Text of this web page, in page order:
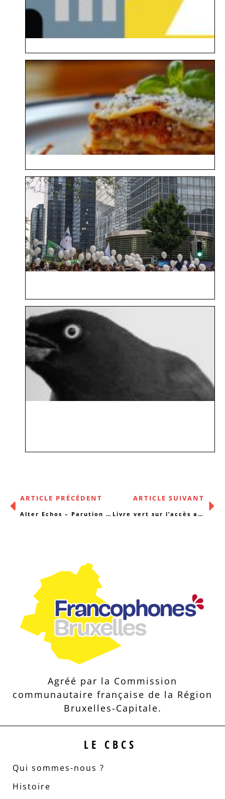
ARTICLE PRÉCÉDENT
Alter Echos – Parution du numéro 378
ARTICLE SUIVANT
Livre vert sur l’accès aux soins en Belgique
Agréé par la Commission
communautaire française de la Région
Bruxelles-Capitale.
LE CBCS
Qui sommes-nous ?
Histoire